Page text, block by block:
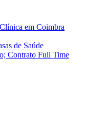
em Coimbra
de Saúde
Contrato Full Time